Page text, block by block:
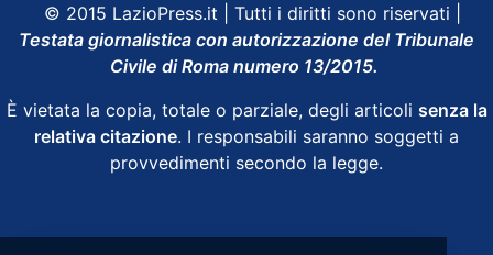
© 2015 LazioPress.it | Tutti i diritti sono riservati |
Testata giornalistica con autorizzazione del Tribunale
Civile di Roma numero 13/2015.
È vietata la copia, totale o parziale, degli articoli senza la
relativa citazione. I responsabili saranno soggetti a
provvedimenti secondo la legge.